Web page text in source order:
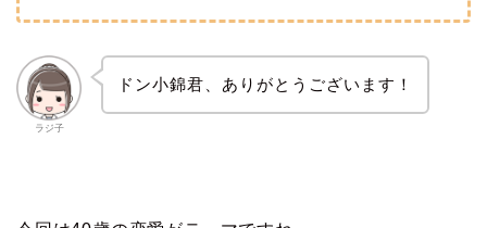
ラジ子
ドン小錦君、ありがとうございます！